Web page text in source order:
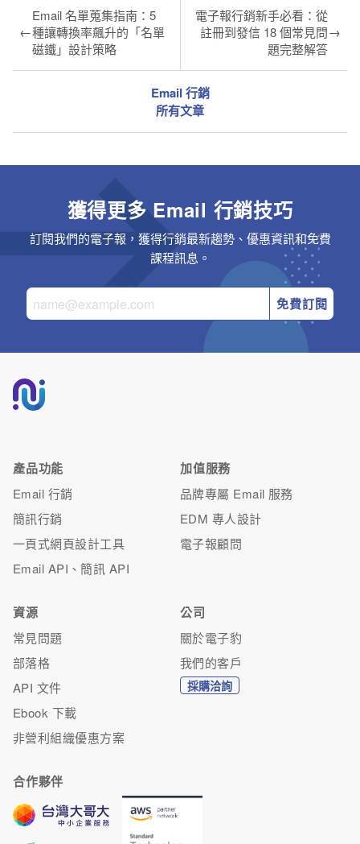
←
Email 名單蒐集指南：5
種讓轉換率飆升的「名單
磁鐵」設計策略
Email 行銷
所有文章
電子報行銷新手必看：從
註冊到發信 18 個常見問
題完整解答
→
獲得更多 Email 行銷技巧
訂閱我們的電子報，獲得行銷最新趨勢、優惠資訊和免費
課程訊息。
免費訂閱
產品功能
Email 行銷
簡訊行銷
一頁式網頁設計工具
Email API、簡訊 API
加值服務
品牌專屬 Email 服務
EDM 專人設計
電子報顧問
資源
常見問題
部落格
API 文件
Ebook 下載
非營利組織優惠方案
公司
關於電子豹
我們的客戶
採購洽詢
合作夥伴